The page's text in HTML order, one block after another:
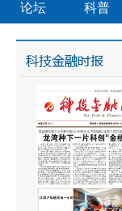
论坛 科普